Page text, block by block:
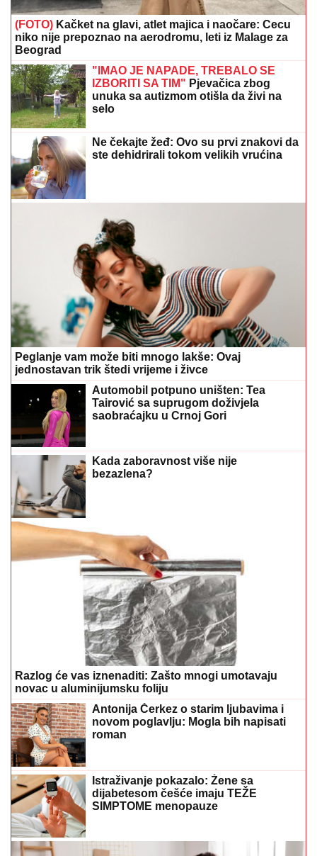
Peglanje vam može biti mnogo lakše: Ovaj
jednostavan trik štedi vrijeme i živce
Automobil potpuno uništen: Tea
Tairović sa suprugom doživjela
Kada zaboravnost više nije
bezazlena?
Razlog će vas iznenaditi: Zašto mnogi umotavaju
novac u aluminijumsku foliju
Antonija Čerkez o starim ljubavima i
novom poglavlju: Mogla bih napisati
Istraživanje pokazalo: Žene sa
dijabetesom češće imaju TEŽE
SIMPTOME menopauze
Svakih sat vremena ustanite
Celer nije samo začin: Ovo povrće
krije moćne prednosti koje mnogi ne
znaju
Posijte ovo u avgustu i berite svježe